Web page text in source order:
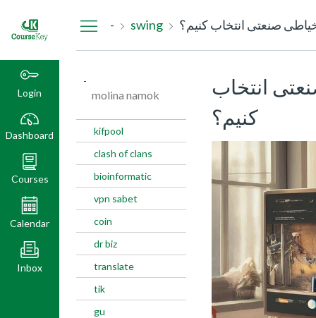
Login
Dashboard
Courses
Calendar
Inbox
- swing صنعتی انتخاب کنیم؟
-
molina namok
kifpool
clash of clans
bioinformatic
vpn sabet
coin
dr biz
translate
tik
gu
انتخاب
کنیم؟